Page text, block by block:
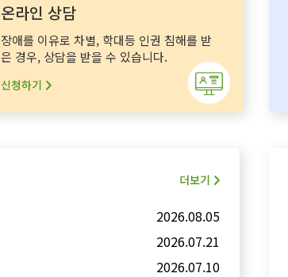
온라인 상담
장애를 이유로 차별, 학대등 인권 침해를 받
은 경우, 상담을 받을 수 있습니다.
신청하기
더보기
2026.08.05
2026.07.21
2026.07.10